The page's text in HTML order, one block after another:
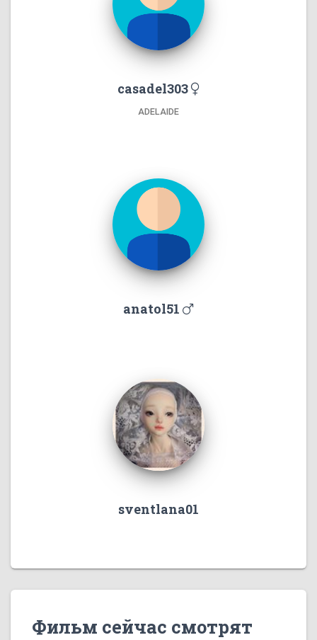
casadel303
ADELAIDE
anatol51
sventlana01
Фильм сейчас смотрят